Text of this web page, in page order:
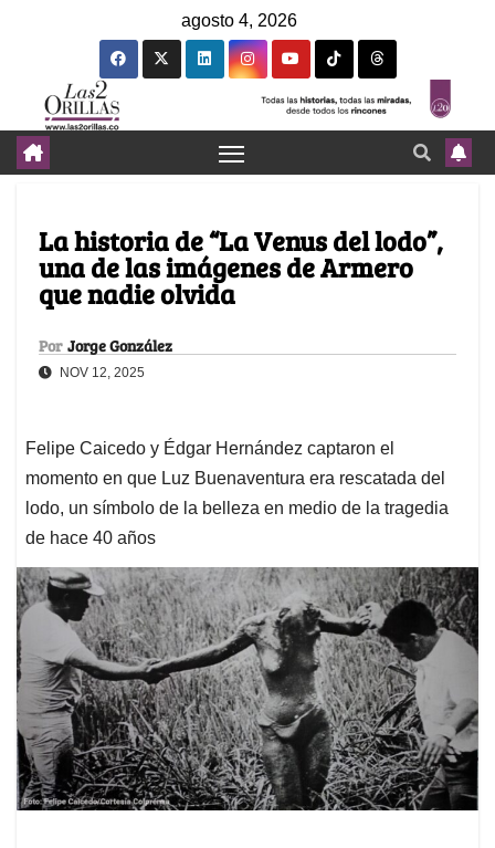
agosto 4, 2026
La historia de “La Venus del lodo”,
una de las imágenes de Armero
que nadie olvida
Por Jorge González
NOV 12, 2025
Felipe Caicedo y Édgar Hernández captaron el
momento en que Luz Buenaventura era rescatada del
lodo, un símbolo de la belleza en medio de la tragedia
de hace 40 años